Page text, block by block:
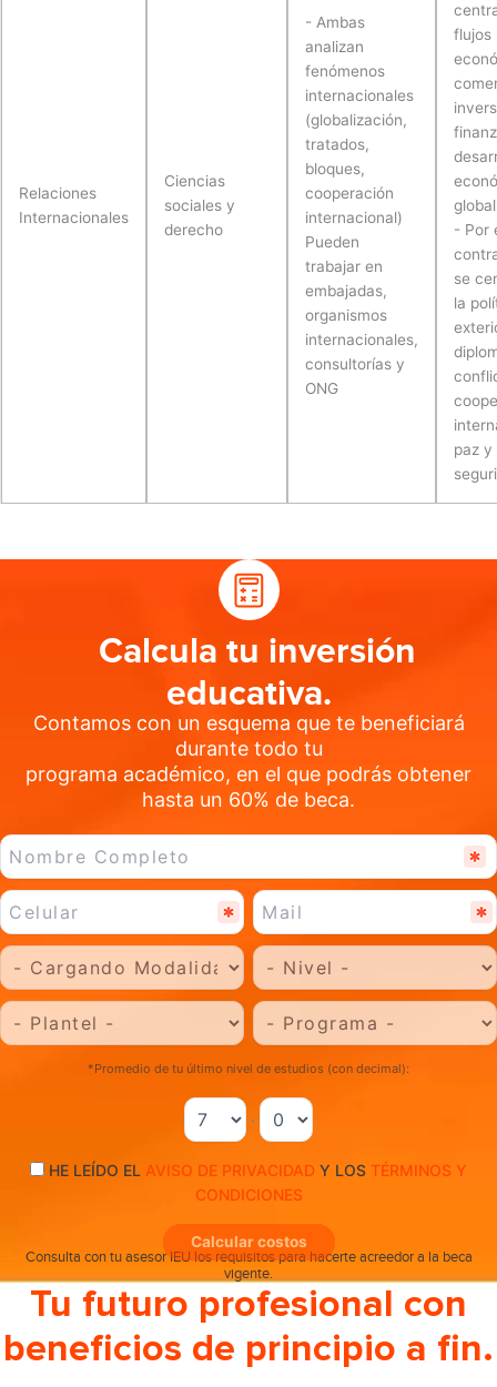
Relaciones
Internacionales
Ciencias
sociales y
derecho
- Ambas
analizan
fenómenos
internacionales
(globalización,
tratados,
bloques,
cooperación
internacional)
Pueden
trabajar en
embajadas,
organismos
internacionales,
consultorías y
ONG
flujos
- Por
se
la
paz y
Calcula tu inversión
educativa.
Contamos con un esquema que te beneficiará
durante todo tu
programa académico, en el que podrás obtener
hasta un 60% de beca.
*Promedio de tu último nivel de estudios (con decimal):
.
HE LEÍDO EL AVISO DE PRIVACIDAD Y LOS TÉRMINOS Y
CONDICIONES
Calcular costos
Consulta con tu asesor IEU los requisitos para hacerte acreedor a la beca
vigente.
Tu futuro profesional con
beneficios de principio a fin.